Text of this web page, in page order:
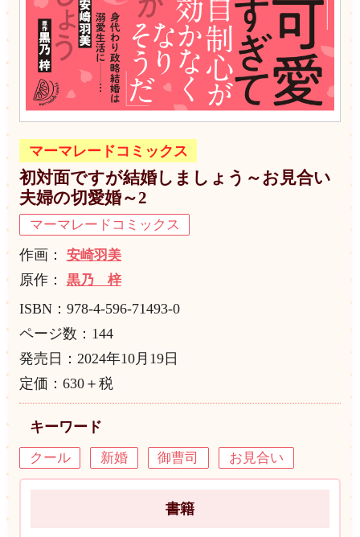
マーマレードコミックス
初対面ですが結婚しましょう～お見合い
夫婦の切愛婚～2
マーマレードコミックス
作画： 安崎羽美
原作： 黒乃 梓
ISBN：978-4-596-71493-0
ページ数：144
発売日：2024年10月19日
定価：630＋税
キーワード
クール 新婚 御曹司 お見合い
書籍